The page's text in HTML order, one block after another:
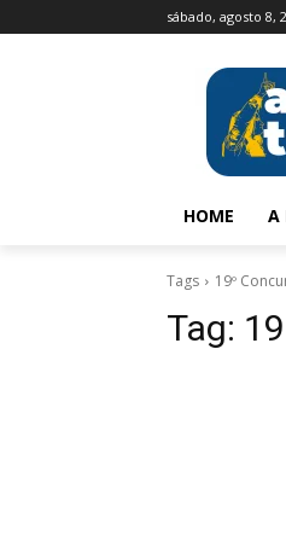
sábado, agosto 8,
HOME A
Tags 19º
Tag: